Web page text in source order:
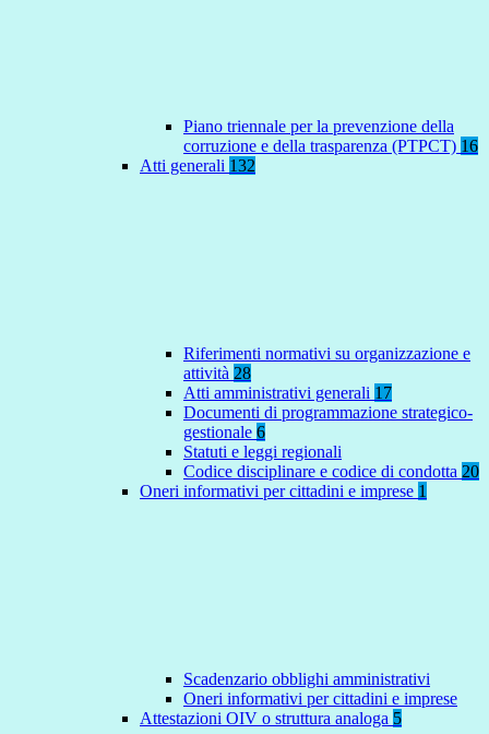
Piano triennale per la prevenzione della
corruzione e della trasparenza (PTPCT) 16
Atti generali 132
Riferimenti normativi su organizzazione e
attività 28
Atti amministrativi generali 17
Documenti di programmazione strategico-
gestionale 6
Statuti e leggi regionali
Codice disciplinare e codice di condotta 20
Oneri informativi per cittadini e imprese 1
Scadenzario obblighi amministrativi
Oneri informativi per cittadini e imprese
Attestazioni OIV o struttura analoga 5